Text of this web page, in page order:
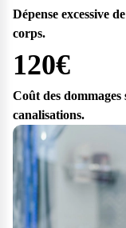
Dépense excessive
corps.
120€
Coût des
canalisations.